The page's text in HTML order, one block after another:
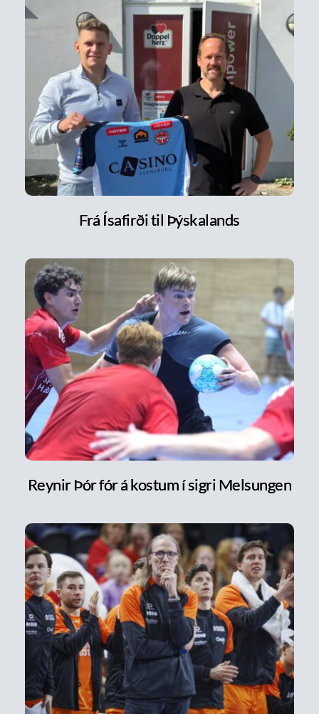
Frá Ísafirði til Þýskalands
Reynir Þór fór á kostum í sigri Melsungen